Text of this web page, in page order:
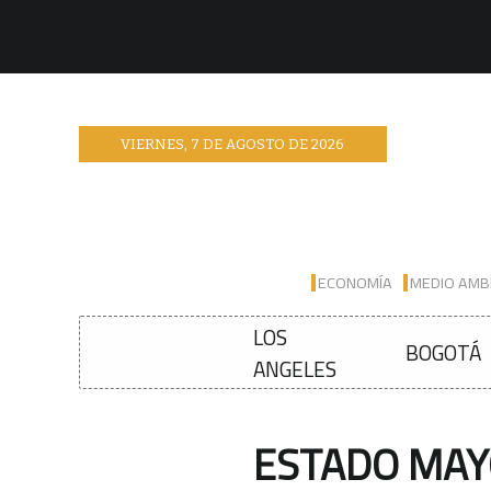
ECONOMÍA MEDIO
VIERNES, 7 DEAGOSTO DE2026
LOS
ANGELES
BOGOTÁ
ESTADO